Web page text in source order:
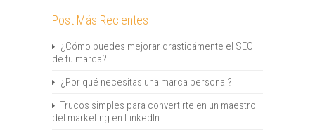
Post Más Recientes
¿Cómo puedes mejorar drasticámente el SEO
de tu marca?
¿Por qué necesitas una marca personal?
Trucos simples para convertirte en un maestro
del marketing en LinkedIn